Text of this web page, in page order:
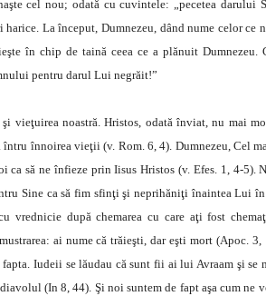
cel nou; odată cu cuvintele: „pecetea darului
La început, Dumnezeu, dând nume celor ce
în chip de taină ceea ce a plănuit Dumnezeu.
pentru darul Lui negrăit!”
vieţuirea noastră. Hristos, odată înviat, nu mai
înnoirea vieţii (v. Rom. 6, 4). Dumnezeu, Cel
să ne înfieze prin Iisus Hristos (v. Efes. 1, 4-5).
Sine ca să fim sfinţi şi neprihăniţi înaintea Lui în
vrednicie după chemarea cu care aţi fost
ai nume că trăieşti, dar eşti mort (Apoc. 3,
Iudeii se lăudau că sunt fii ai lui Avraam şi se
(In 8, 44). Şi noi suntem de fapt aşa cum ne